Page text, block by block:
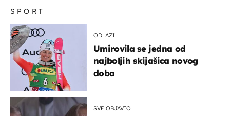
SPORT
ODLAZI
Umirovila se jedna od
najboljih skijašica novog
doba
SVE OBJAVIO